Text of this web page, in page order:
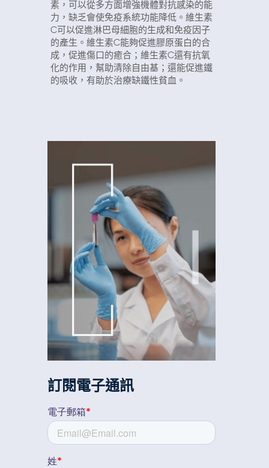
素，可以從多方面增強機體對抗感染的能
力，缺乏會使免疫系統功能降低。 維生素
C可以促進淋巴母細胞的生成和免疫因子
的產生。 維生素C能夠促進膠原蛋白的合
成，促進傷口的癒合； 維生素C還有抗氧
化的作用，幫助清除自由基； 還能促進鐵
的吸收，有助於治療缺鐵性貧血 。
訂閱電子通訊